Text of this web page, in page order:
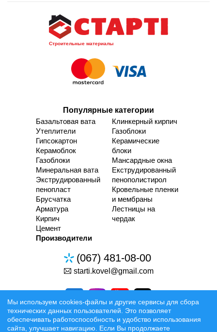
Строительные материалы
Популярные категории
Базальтовая вата
Утеплители
Гипсокартон
Керамоблок
Газоблоки
Минеральная вата
Экструдированный
пенопласт
Брусчатка
Арматура
Кирпич
Цемент
Клинкерный кирпич
Газоблоки
Керамические
блоки
Мансардные окна
Екструдированный
пенополистирол
Кровельные пленки
и мембраны
Лестницы на
чердак
Производители
(067) 481-08-00
starti.kovel@gmail.com
Мы используем cookies-файлы и другие сервисы для сбора
технических данных пользователей. Это позволяет
обеспечивать работоспособность и удобство использования
сайта, улучшает навигацию. Если Вы продолжаете